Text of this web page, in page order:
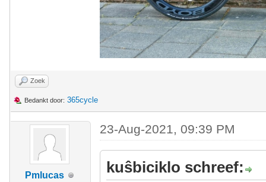
Zoek
Bedankt door: 365cycle
Pmlucas
23-Aug-2021, 09:39 PM
kuŝbiciklo schreef: